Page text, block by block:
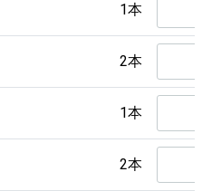
1本
2本
1本
2本